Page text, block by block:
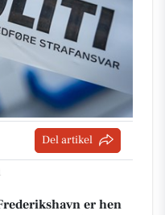
Del artikel
er hen